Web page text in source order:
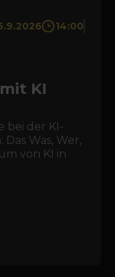
14:00
KI
bei der KI-
Was, Wer,
von KI in